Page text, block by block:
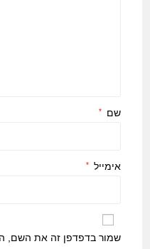
שם *
אימייל *
שמור בדפדפן זה את השם,